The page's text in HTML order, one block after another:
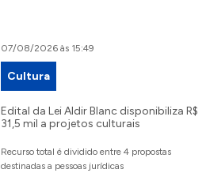
07/08/2026 às 15:49
Cultura
Edital da Lei Aldir Blanc disponibiliza R$
31,5 mil a projetos culturais
Recurso total é dividido entre 4 propostas
destinadas a pessoas jurídicas